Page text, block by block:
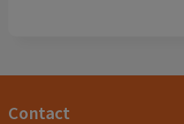
Contact